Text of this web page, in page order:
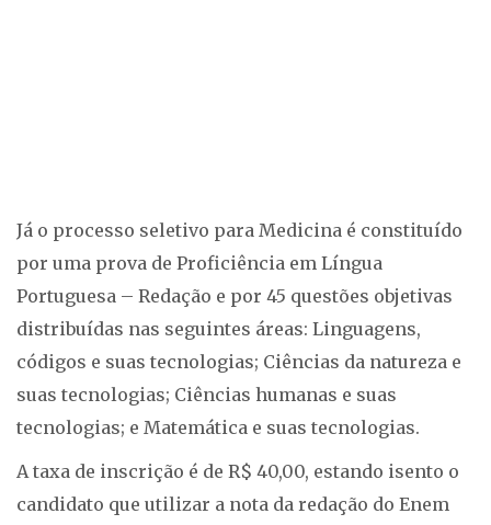
Já o processo seletivo para Medicina é constituído
por uma prova de Proficiência em Língua
Portuguesa – Redação e por 45 questões objetivas
distribuídas nas seguintes áreas: Linguagens,
códigos e suas tecnologias; Ciências da natureza e
suas tecnologias; Ciências humanas e suas
tecnologias; e Matemática e suas tecnologias.
A taxa de inscrição é de R$ 40,00, estando isento o
candidato que utilizar a nota da redação do Enem